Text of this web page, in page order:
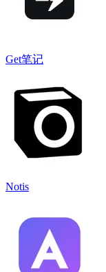
Get笔记
Notis